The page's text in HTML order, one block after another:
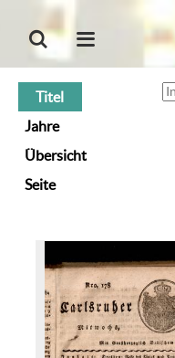
Titel
Jahre
Übersicht
Seite